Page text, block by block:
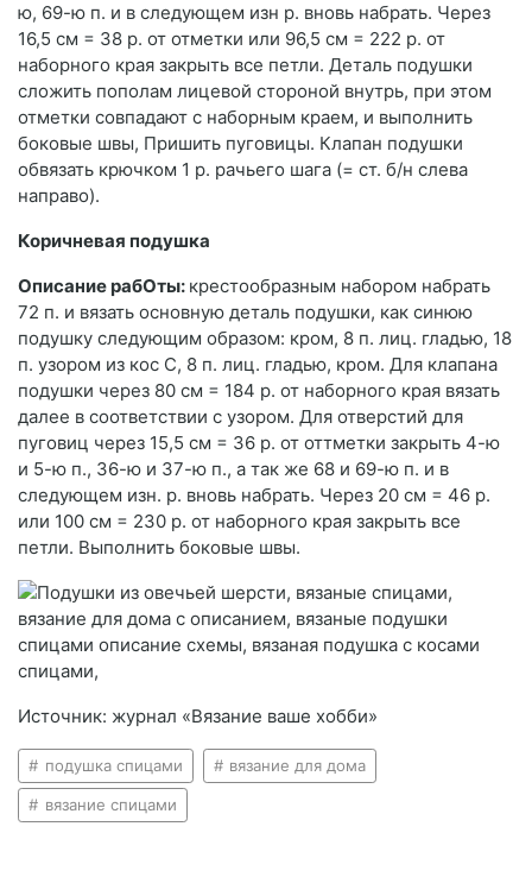
ю, 69-ю п. и в следующем изн р. вновь набрать. Через
16,5 см = 38 р. от отметки или 96,5 см = 222 р. от
наборного края закрыть все петли. Деталь подушки
сложить пополам лицевой стороной внутрь, при этом
отметки совпадают с наборным краем, и выполнить
боковые швы, Пришить пуговицы. Клапан подушки
обвязать крючком 1 р. рачьего шага (= ст. б/н слева
направо).
Коричневая подушка
Описание рабОты: крестообразным набором набрать
72 п. и вязать основную деталь подушки, как синюю
подушку следующим образом: кром, 8 п. лиц. гладью, 18
п. узором из кос С, 8 п. лиц. гладью, кром. Для клапана
подушки через 80 см = 184 р. от наборного края вязать
далее в соответствии с узором. Для отверстий для
пуговиц через 15,5 см = 36 р. от оттметки закрыть 4-ю
и 5-ю п., 36-ю и 37-ю п., а так же 68 и 69-ю п. и в
следующем изн. р. вновь набрать. Через 20 см = 46 р.
или 100 см = 230 р. от наборного края закрыть все
петли. Выполнить боковые швы.
Источник: журнал «Вязание ваше хобби»
подушка спицами вязание для дома
вязание спицами